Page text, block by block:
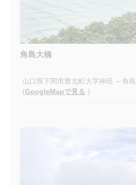
角島大橋
山口県下関市豊北町大字神田 ～角島
(GoogleMapで見る )